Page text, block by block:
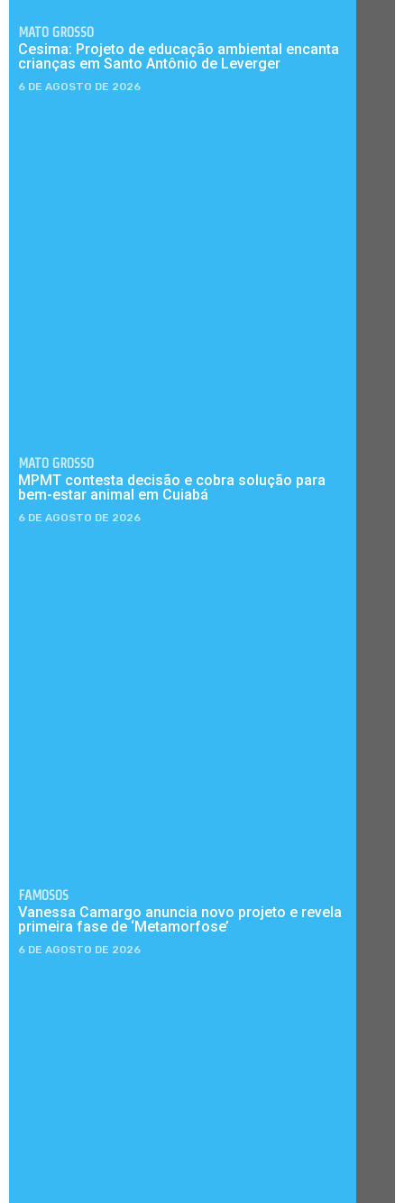
MATO GROSSO
Cesima: Projeto de educação ambiental encanta
crianças em Santo Antônio de Leverger
6 DE AGOSTO DE 2026
MATO GROSSO
MPMT contesta decisão e cobra solução para
bem-estar animal em Cuiabá
6 DE AGOSTO DE 2026
FAMOSOS
Vanessa Camargo anuncia novo projeto e revela
primeira fase de ‘Metamorfose’
6 DE AGOSTO DE 2026